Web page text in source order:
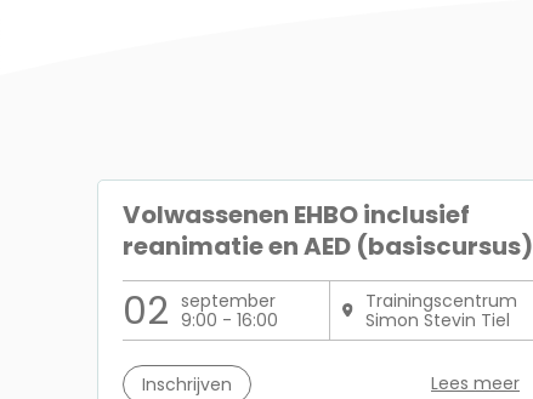
Volwassenen EHBO inclusief
reanimatie en AED (basiscursus)
02 september
9:00 - 16:00
Trainingscentrum
Simon Stevin Tiel
Inschrijven Lees meer